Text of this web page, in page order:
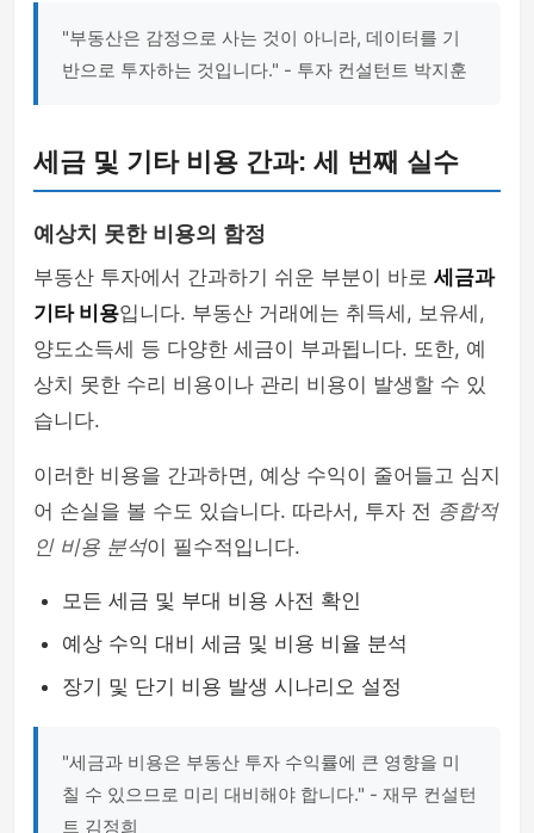
"부동산은 감정으로 사는 것이 아니라, 데이터를 기
반으로 투자하는 것입니다." - 투자 컨설턴트 박지훈
세금 및 기타 비용 간과: 세 번째 실수
예상치 못한 비용의 함정
부동산 투자에서 간과하기 쉬운 부분이 바로 세금과
기타 비용입니다. 부동산 거래에는 취득세, 보유세,
양도소득세 등 다양한 세금이 부과됩니다. 또한, 예
상치 못한 수리 비용이나 관리 비용이 발생할 수 있
습니다.
이러한 비용을 간과하면, 예상 수익이 줄어들고 심지
어 손실을 볼 수도 있습니다. 따라서, 투자 전 종합적
인 비용 분석이 필수적입니다.
모든 세금 및 부대 비용 사전 확인
예상 수익 대비 세금 및 비용 비율 분석
장기 및 단기 비용 발생 시나리오 설정
"세금과 비용은 부동산 투자 수익률에 큰 영향을 미
칠 수 있으므로 미리 대비해야 합니다." - 재무 컨설턴
트 김정희